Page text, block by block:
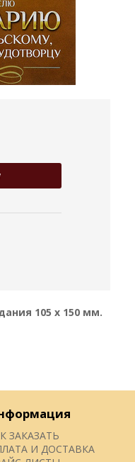
105 х 150 мм.
ЗАКАЗАТЬ
И ДОСТАВКА